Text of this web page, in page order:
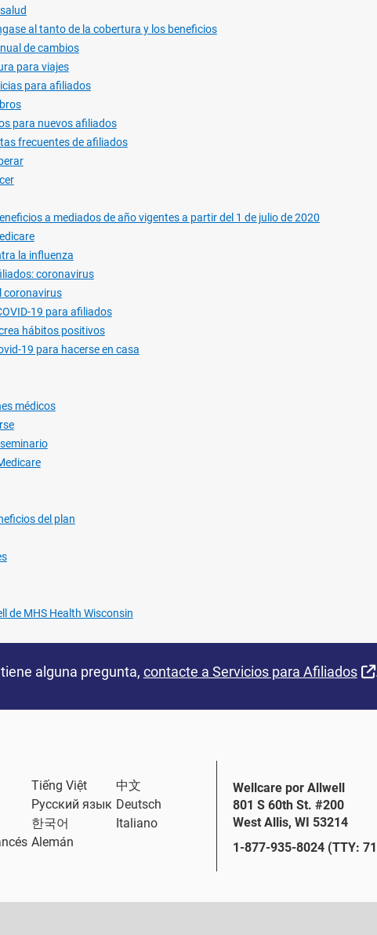
al tanto de la cobertura y los beneficios
de cambios
para viajes
para afiliados
para nuevos afiliados
frecuentes de afiliados
a mediados de año vigentes a partir del 1 de julio de 2020
la influenza
coronavirus
coronavirus
19 para afiliados
hábitos positivos
19 para hacerse en casa
médicos
del plan
de MHS Health Wisconsin
alguna pregunta, contacte a Servicios para Afiliados
Tiếng Việt
中文
Русский язык Deutsch
한국어
Italiano
Alemán
Wellcare por Allwell
801 S 60th St. #200
West Allis, WI 53214
1-877-935-8024 (TTY: